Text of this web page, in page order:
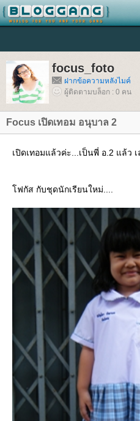
focus_foto
ฝากข้อความหลังไมค์
ผู้ติดตามบล็อก : 0 คน
Focus เปิดเทอม อนุบาล 2
เปิดเทอมแล้วค่ะ...เป็นพี่ อ.2 แล้ว
ฟกัส กับชุดนักเรียนใหม่....